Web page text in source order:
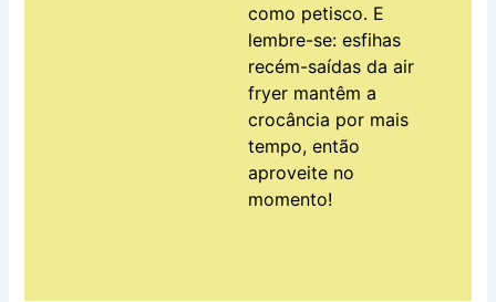
como petisco. E
lembre-se: esfihas
recém-saídas da air
fryer mantêm a
crocância por mais
tempo, então
aproveite no
momento!